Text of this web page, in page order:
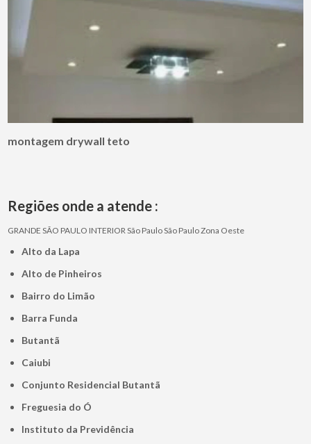
montagem drywall teto
Regiões onde a atende :
GRANDE SÃO PAULO INTERIOR São PauloSão PauloZona Oeste
Alto da Lapa
Alto de Pinheiros
Bairro do Limão
Barra Funda
Butantã
Caiubi
Conjunto Residencial Butantã
Freguesia do Ó
Instituto da Previdência